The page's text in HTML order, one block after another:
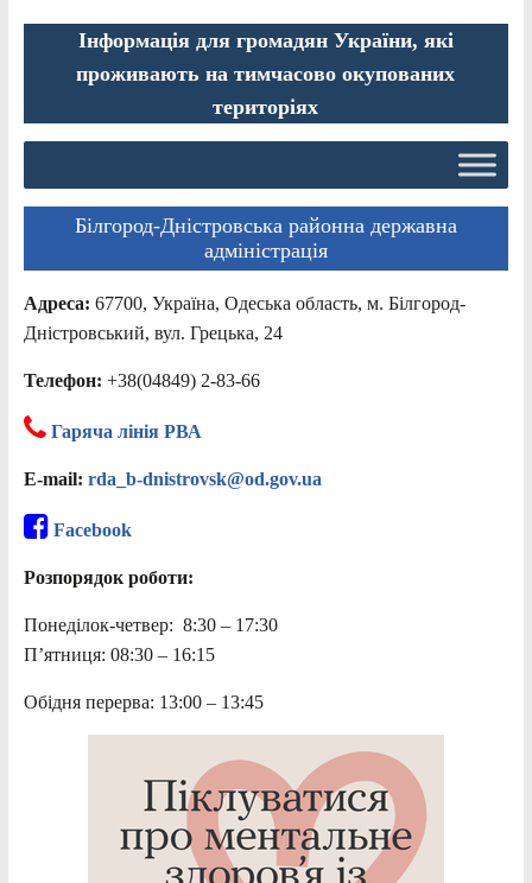
Інформація для громадян України, які
проживають на тимчасово окупованих
територіях
Білгород-Дністровська районна державна
адміністрація
Адреса: 67700, Україна, Одеська область, м. Білгород-
Дністровський, вул. Грецька, 24
Телефон: +38(04849) 2-83-66
Гаряча лінія РВА
E-mail: rda_b-dnistrovsk@od.gov.ua
Facebook
Розпорядок роботи:
Понеділок-четвер: 8:30 – 17:30
П’ятниця: 08:30 – 16:15
Обідня перерва: 13:00 – 13:45